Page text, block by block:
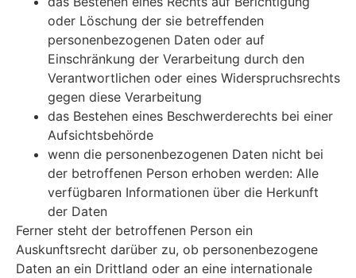
oder Löschung der sie betreffenden
personenbezogenen Daten oder auf
Einschränkung der Verarbeitung durch den
Verantwortlichen oder eines Widerspruchsrechts
gegen diese Verarbeitung
das Bestehen eines Beschwerderechts bei einer
Aufsichtsbehörde
wenn die personenbezogenen Daten nicht bei
der betroffenen Person erhoben werden: Alle
verfügbaren Informationen über die Herkunft
der Daten
Ferner steht der betroffenen Person ein
Auskunftsrecht darüber zu, ob personenbezogene
Daten an ein Drittland oder an eine internationale